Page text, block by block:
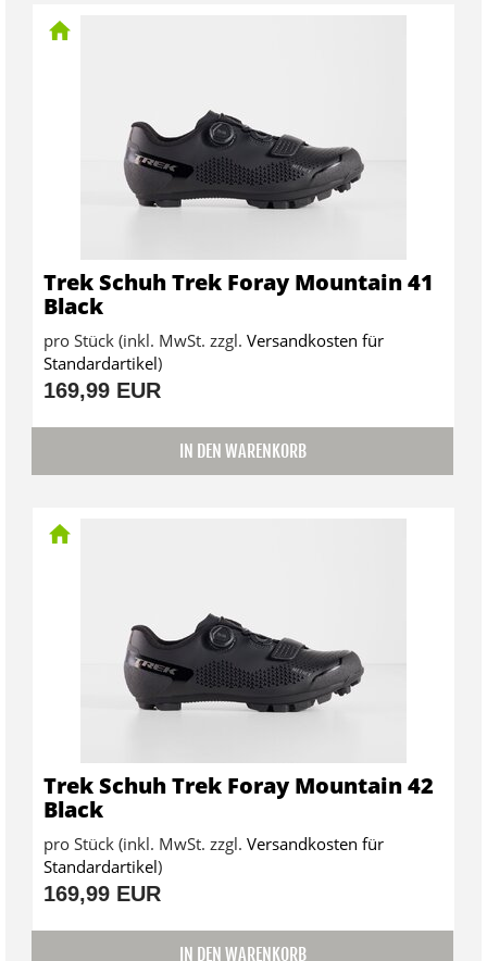
Trek Schuh Trek Foray Mountain 41
Black
pro Stück (inkl. MwSt. zzgl. Versandkosten für
Standardartikel)
169,99 EUR
IN DEN WARENKORB
Trek Schuh Trek Foray Mountain 42
Black
pro Stück (inkl. MwSt. zzgl. Versandkosten für
Standardartikel)
169,99 EUR
IN DEN WARENKORB